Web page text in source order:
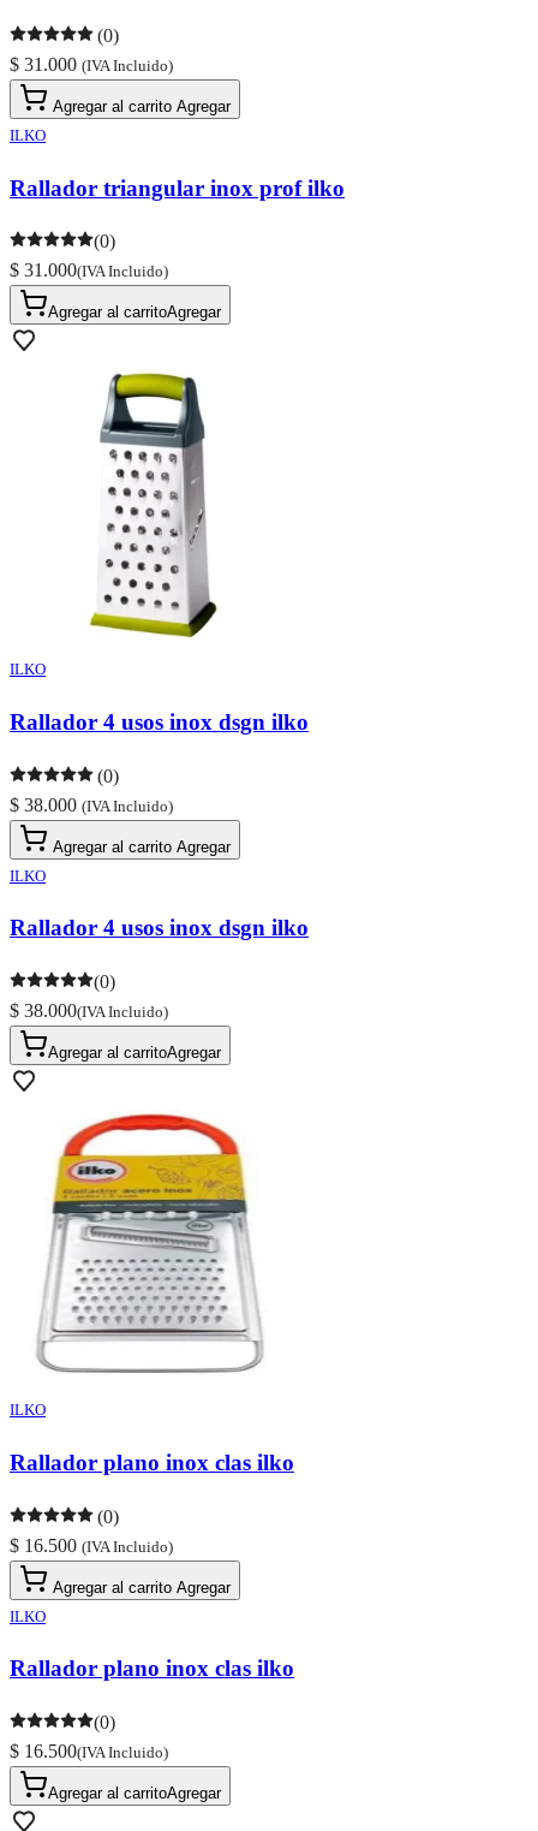
(0)
$ 31.000 (IVA Incluido)
Agregar al carrito Agregar
ILKO
Rallador triangular inox prof ilko
(0)
$ 31.000(IVA Incluido)
Agregar al carritoAgregar
ILKO
Rallador 4 usos inox dsgn ilko
(0)
$ 38.000 (IVA Incluido)
Agregar al carrito Agregar
ILKO
Rallador 4 usos inox dsgn ilko
(0)
$ 38.000(IVA Incluido)
Agregar al carritoAgregar
ILKO
Rallador plano inox clas ilko
(0)
$ 16.500 (IVA Incluido)
Agregar al carrito Agregar
ILKO
Rallador plano inox clas ilko
(0)
$ 16.500(IVA Incluido)
Agregar al carritoAgregar